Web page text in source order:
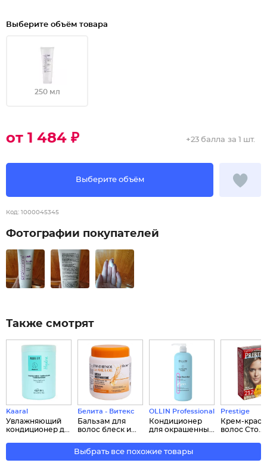
Выберите объём товара
250 мл
от 1 484 ₽
Выберите объём
+23 балла за 1 шт.
Код: 1000045345
Фотографии покупателей
Также смотрят
Kaaral
Увлажняющий
кондиционер д...
Белита - Витекс
Бальзам для
волос блеск и...
OLLIN Professional
Кондиционер
для окрашенны...
Prestige
Крем-
волос Сто...
Выбрать все похожие товары